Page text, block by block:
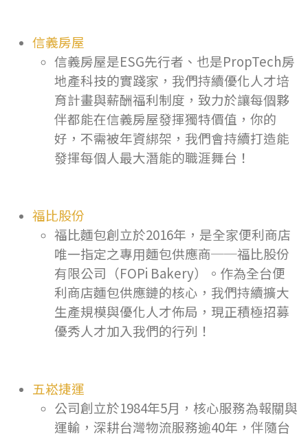
信義房屋
信義房屋是ESG先行者、也是PropTech房
地產科技的實踐家，我們持續優化人才培
育計畫與薪酬福利制度，致力於讓每個夥
伴都能在信義房屋發揮獨特價值，你的
好，不需被年資綁架，我們會持續打造能
發揮每個人最大潛能的職涯舞台！
福比股份
福比麵包創立於2016年，是全家便利商店
唯一指定之專用麵包供應商──福比股份
有限公司（FOPi Bakery）。作為全台便
利商店麵包供應鏈的核心，我們持續擴大
生產規模與優化人才佈局，現正積極招募
優秀人才加入我們的行列！
五崧捷運
公司創立於1984年5月，核心服務為報關與
運輸，深耕台灣物流服務逾40年，伴隨台